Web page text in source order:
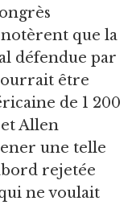
que la
défendue par
être
de 1 200
Allen
une telle
rejetée
ne voulait